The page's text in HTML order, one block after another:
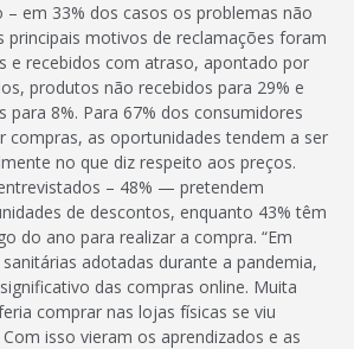
– em 33% dos casos os problemas não
principais motivos de reclamações foram
e recebidos com atraso, apontado por
produtos não recebidos para 29% e
para 8%. Para 67% dos consumidores
compras, as oportunidades tendem a ser
no que diz respeito aos preços.
– 48% — pretendem
de descontos, enquanto 43% têm
do ano para realizar a compra. “Em
adotadas durante a pandemia,
das compras online. Muita
comprar nas lojas físicas se viu
isso vieram os aprendizados e as